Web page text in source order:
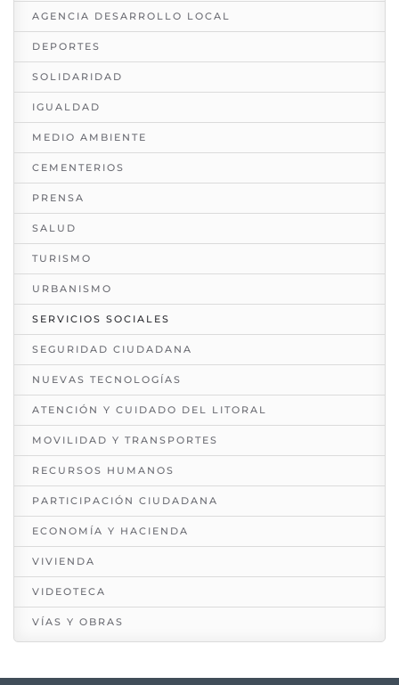
AGENCIA DESARROLLO LOCAL
DEPORTES
SOLIDARIDAD
IGUALDAD
MEDIO AMBIENTE
CEMENTERIOS
PRENSA
SALUD
TURISMO
URBANISMO
SERVICIOS SOCIALES
SEGURIDAD CIUDADANA
NUEVAS TECNOLOGÍAS
ATENCIÓN Y CUIDADO DEL LITORAL
MOVILIDAD Y TRANSPORTES
RECURSOS HUMANOS
PARTICIPACIÓN CIUDADANA
ECONOMÍA Y HACIENDA
VIVIENDA
VIDEOTECA
VÍAS Y OBRAS